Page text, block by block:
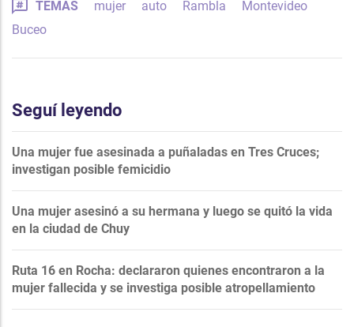
TEMAS mujer auto Rambla
Montevideo
Buceo
Seguí leyendo
Una mujer fue asesinada a puñaladas en Tres Cruces;
investigan posible femicidio
Una mujer asesinó a su hermana y luego se quitó la vida
en la ciudad de Chuy
Ruta 16 en Rocha: declararon quienes encontraron a la
mujer fallecida y se investiga posible atropellamiento